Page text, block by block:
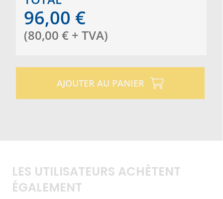
96,00 €
(80,00 € + TVA)
AJOUTER AU PANIER
LES UTILISATEURS ACHÈTENT
ÉGALEMENT